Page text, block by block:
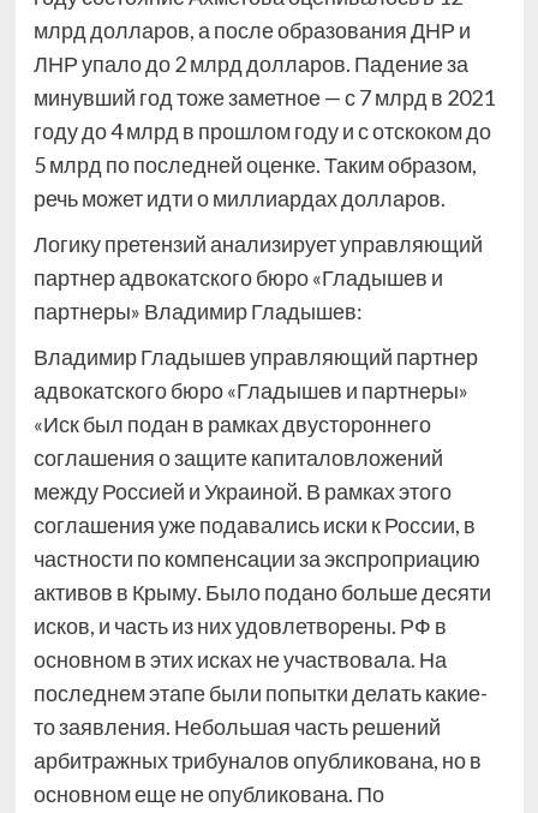
млрд долларов, а после образования ДНР и
ЛНР упало до 2 млрд долларов. Падение за
минувший год тоже заметное — с 7 млрд в 2021
году до 4 млрд в прошлом году и с отскоком до
5 млрд по последней оценке. Таким образом,
речь может идти о миллиардах долларов.
Логику претензий анализирует управляющий
партнер адвокатского бюро «Гладышев и
партнеры» Владимир Гладышев:
Владимир Гладышевуправляющий партнер
адвокатского бюро «Гладышев и партнеры»
«Иск был подан в рамках двустороннего
соглашения о защите капиталовложений
между Россией и Украиной. В рамках этого
соглашения уже подавались иски к России, в
частности по компенсации за экспроприацию
активов в Крыму. Было подано больше десяти
исков, и часть из них удовлетворены. РФ в
основном в этих исках не участвовала. На
последнем этапе были попытки делать какие-
то заявления. Небольшая часть решений
арбитражных трибуналов опубликована, но в
основном еще не опубликована. По